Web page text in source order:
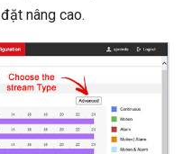
nâng cao.